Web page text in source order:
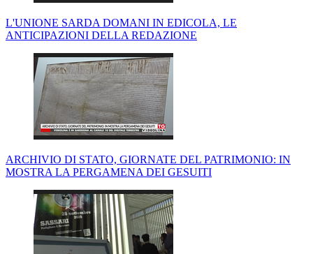
L'UNIONE SARDA DOMANI IN EDICOLA, LE
ANTICIPAZIONI DELLA REDAZIONE
ARCHIVIO DI STATO, GIORNATE DEL PATRIMONIO: IN
MOSTRA LA PERGAMENA DEI GESUITI